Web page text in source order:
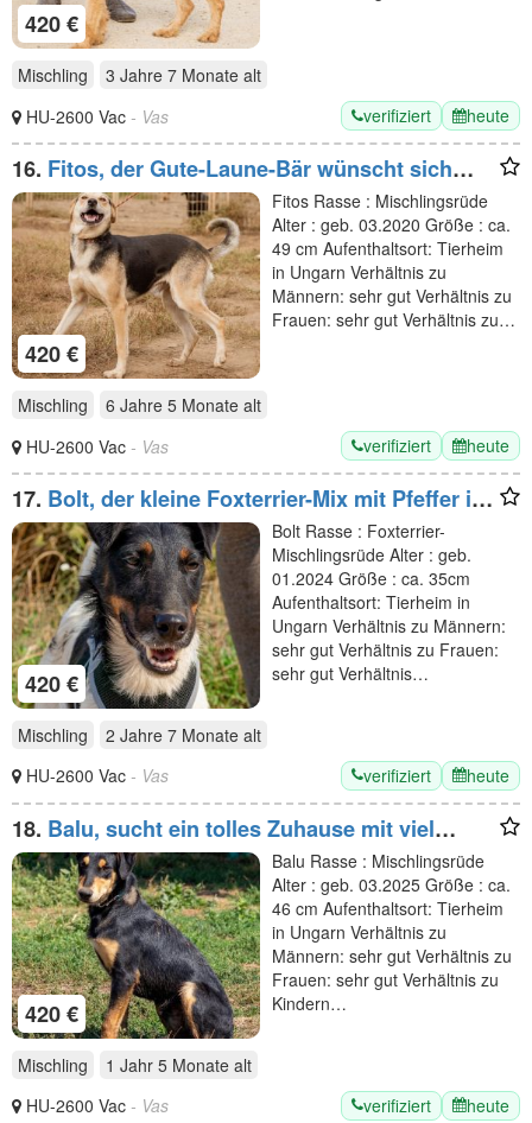
420 €
Mischling 3 Jahre 7 Monate alt
HU-2600 Vac - Vas verifiziert heute
16. Fitos, der Gute-Laune-Bär wünscht sich
eine aktive Familie
420 €
Fitos Rasse : Mischlingsrüde
Alter : geb. 03.2020 Größe : ca.
49 cm Aufenthaltsort: Tierheim
in Ungarn Verhältnis zu
Männern: sehr gut Verhältnis zu
Frauen: sehr gut Verhältnis zu…
Mischling 6 Jahre 5 Monate alt
HU-2600 Vac - Vas verifiziert heute
17. Bolt, der kleine Foxterrier-Mix mit Pfeffer im
Hintern
420 €
Bolt Rasse : Foxterrier-
Mischlingsrüde Alter : geb.
01.2024 Größe : ca. 35cm
Aufenthaltsort: Tierheim in
Ungarn Verhältnis zu Männern:
sehr gut Verhältnis zu Frauen:
sehr gut Verhältnis…
Mischling 2 Jahre 7 Monate alt
HU-2600 Vac - Vas verifiziert heute
18. Balu, sucht ein tolles Zuhause mit viel
Aktivität
420 €
Balu Rasse : Mischlingsrüde
Alter : geb. 03.2025 Größe : ca.
46 cm Aufenthaltsort: Tierheim
in Ungarn Verhältnis zu
Männern: sehr gut Verhältnis zu
Frauen: sehr gut Verhältnis zu
Kindern…
Mischling 1 Jahr 5 Monate alt
HU-2600 Vac - Vas verifiziert heute